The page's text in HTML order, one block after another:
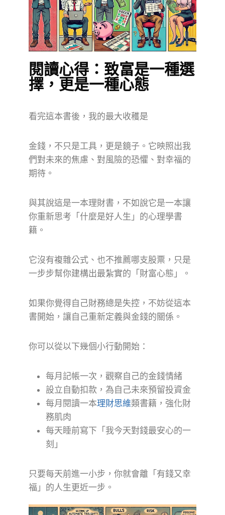
閱讀心得：致富是一種選
擇，更是一種心態
看完這本書後，我的最大收穫是
金錢，不只是工具，更是鏡子。它映照出我
們對未來的焦慮、對風險的恐懼、對幸福的
期待。
與其說這是一本理財書，不如說它是一本讓
你重新思考「什麼是好人生」的心理學書
籍。
它沒有複雜公式、也不推薦哪支股票，只是
一步步幫你建構出最紮實的「財富心態」。
如果你覺得自己財務總是失控，不妨從這本
書開始，讓自己重新定義與金錢的關係。
你可以從以下幾個小行動開始：
每月記帳一次，觀察自己的金錢情緒
設立自動扣款，為自己未來預留投資金
每月閱讀一本理財思維類書籍，強化財
務肌肉
每天睡前寫下「我今天對錢最安心的一
刻」
只要每天前進一小步，你就會離「有錢又幸
福」的人生更近一步。